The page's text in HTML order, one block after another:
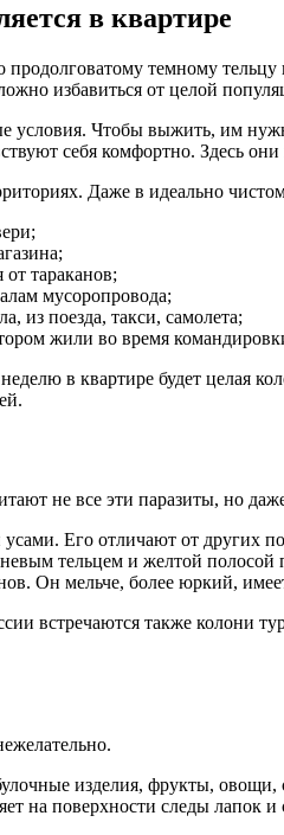
в квартире
темному
избавиться от целой
условия. Чтобы выжить, им
себя комфортно. Здесь они
Даже в идеально
тараканов;
мусоропровода;
из поезда, такси, самолета;
жили во время
в квартире будет целая
не все эти паразиты, но
Его отличают от других
тельцем и желтой полосой
Он мельче, более юркий,
встречаются также колони
изделия, фрукты, овощи,
на поверхности следы лапок